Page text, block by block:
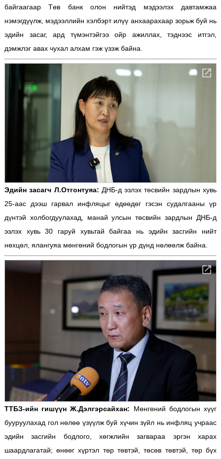
байгаагаар Төв банк олон нийтэд мэдээлэх давтамжаа
нэмэгдүүлж, мэдээллийн хэлбэрт илүү анхаарахаар зорьж буй нь
эдийн засаг, ард түмэнтэйгээ ойр ажиллах, тэднээс итгэл,
дэмжлэг авах чухал алхам гэж үзэж байна.
Эдийн засагч Л.Отгонтуяа: ДНБ-д эзлэх төсвийн зардлын хувь
25-аас дээш гарвал инфляцыг өдөөдөг гэсэн судалгааны үр
дүнтэй холбогдуулахад, манай улсын төсвийн зардлын ДНБ-д
эзлэх хувь 30 гаруй хувьтай байгаа нь эдийн засгийн нийт
нөхцөл, ялангуяа мөнгөний бодлогын үр дүнд нөлөөлж байна.
ТТБЗ-ийн гишүүн Ж.Дэлгэрсайхан: Мөнгөний бодлогын хүүг
бууруулахад гол нөлөө үзүүлж буй хүчин зүйл нь инфляц учраас
эдийн засгийн бодлого, хөгжлийн загвараа эргэн харах
шаардлагатай; өнөөг хүртэл төр төвтэй, төсөв төвтэй, төр бүх